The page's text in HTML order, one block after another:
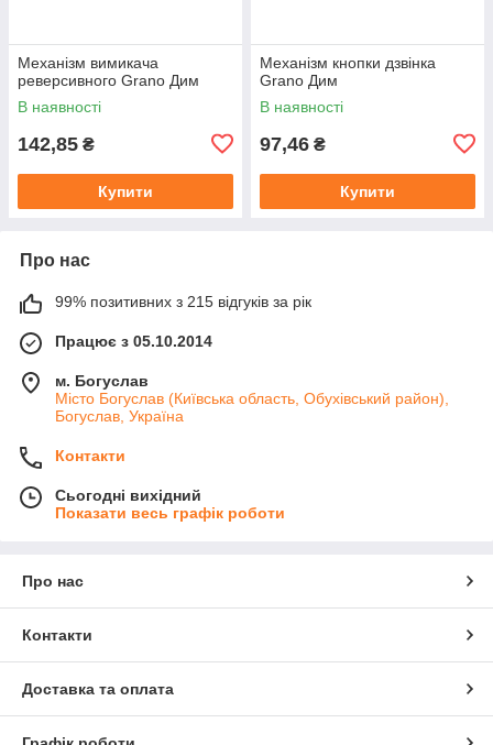
Механізм вимикача
реверсивного Grano Дим
В наявності
142,85 ₴
Купити
Механізм кнопки дзвінка
Grano Дим
В наявності
97,46 ₴
Купити
Про нас
99% позитивних з 215 відгуків за рік
Працює з 05.10.2014
м. Богуслав
Місто Богуслав (Київська область, Обухівський район),
Богуслав, Україна
Контакти
Сьогодні вихідний
Показати весь графік роботи
Про нас
Контакти
Доставка та оплата